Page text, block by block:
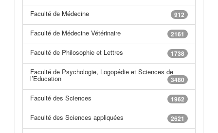
Faculté de Médecine 912
Faculté de Médecine Vétérinaire 2161
Faculté de Philosophie et Lettres 1738
Faculté de Psychologie, Logopédie et Sciences de
l’Education 3480
Faculté des Sciences 1962
Faculté des Sciences appliquées 2621